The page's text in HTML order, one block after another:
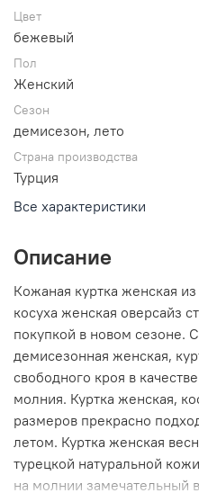
Цвет
бежевый
Пол
Женский
Сезон
демисезон, лето
Страна производства
Турция
Все характеристики
Описание
Кожаная куртка женская
косуха женская оверсайз
покупкой в новом сезоне.
демисезонная женская,
свободного кроя в
молния. Куртка женская,
размеров прекрасно
летом. Куртка женская
турецкой натуральной
на молнии замечательный